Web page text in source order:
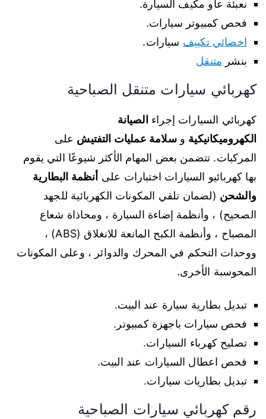
نعبئة عاو مكيف السيارة.
فحص كمبيوتر سيارات.
اخصائي تكييف سيارات.
بنشر متنقل
كهربائي سيارات متنقل الصباحية
كهربائي السيارات إجراء الصيانة
الكهروميكانيكية وسلامة عمليات التفتيش على
المركبات. تتضمن بعض المهام الأكثر شيوعًا التي يقوم
بها كهربائيو السيارات اختبارات على أنظمة البطارية
والشحن (لضمان تلقي المكونات الكهربائية للجهد
الصحيح) ، وأنظمة إضاءة السيارة ، ومحاذاة شعاع
المصباح ، وأنظمة الكبح المانعة للانغلاق (ABS) ،
ووحدات التحكم في المحرك والدوائر ، وعلى المكونات
المحوسبة الأخرى.
تبديل بطارية سيارة عند البيت.
فحص سيارات باجهزة كمبيوتر.
تصليح كهرباء السيارات.
فحص اعطال السيارات عند البيت.
تبديل بطاريات سيارات.
رقم كهربائي سيارات الصباحية